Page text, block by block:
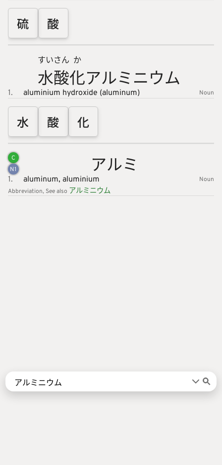
言葉 漢字
硫 酸
水
すい
酸
さん
化
か
アルミニウム
1. aluminium hydroxide (aluminum) Noun
水 酸 化
C
N1 アルミ
1. aluminum, aluminium
Noun
Abbreviation See also アルミニウム